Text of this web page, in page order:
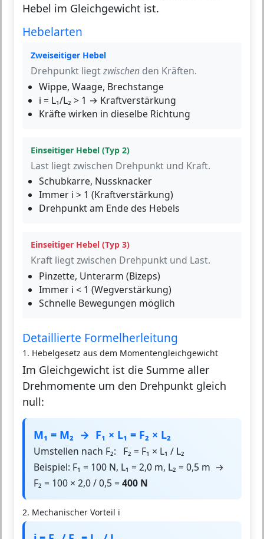
Hebel im Gleichgewicht ist.
Hebelarten
Zweiseitiger Hebel
Drehpunkt liegtzwischen den Kräften.
Wippe, Waage, Brechstange
i = L₁/L₂ > 1 → Kraftverstärkung
Kräfte wirken in dieselbe Richtung
Einseitiger Hebel (Typ 2)
Last liegt zwischen Drehpunkt und Kraft.
Schubkarre, Nussknacker
Immer i > 1 (Kraftverstärkung)
Drehpunkt am Ende des Hebels
Einseitiger Hebel (Typ 3)
Kraft liegt zwischen Drehpunkt und Last.
Pinzette, Unterarm (Bizeps)
Immer i < 1 (Wegverstärkung)
Schnelle Bewegungen möglich
Detaillierte Formelherleitung
1. Hebelgesetz aus dem Momentengleichgewicht
Im Gleichgewicht ist die Summe aller
Drehmomente um den Drehpunkt gleich
null:
M₁ = M₂ → F₁ × L₁ = F₂ × L₂
Umstellen nach F₂: F₂ = F₁ × L₁ / L₂
Beispiel: F₁ = 100 N, L₁ = 2,0 m, L₂ = 0,5 m →
F₂ = 100 × 2,0 / 0,5 = 400 N
2. Mechanischer Vorteil i